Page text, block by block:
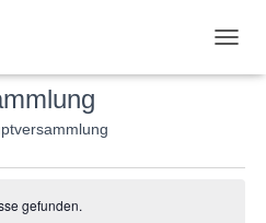
gefunden.